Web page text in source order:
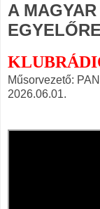
A
Műsorvezető:
2026.06.01.